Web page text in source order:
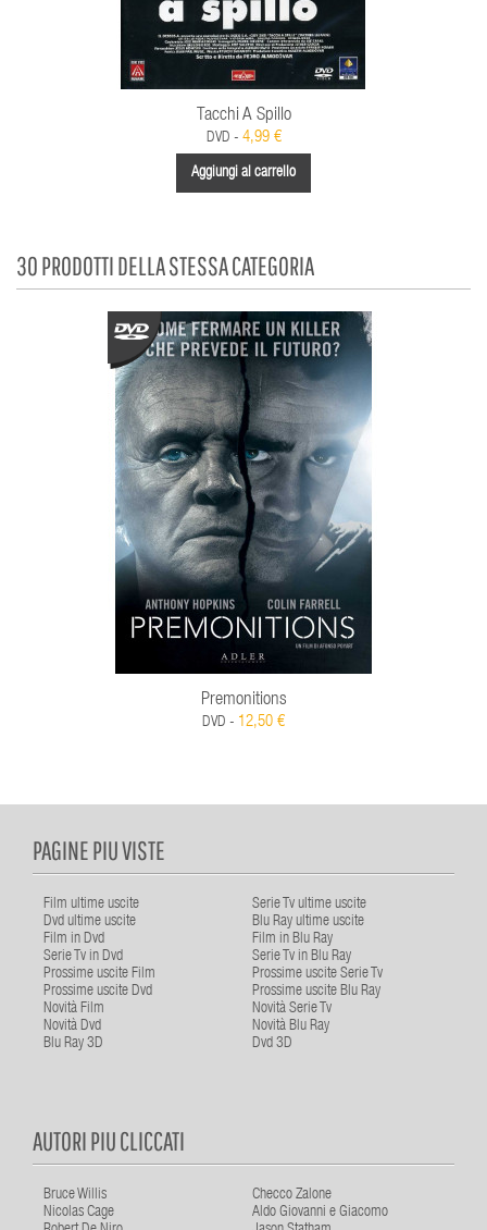
Tacchi A Spillo
DVD - 4,99 €
Aggiungi al carrello
30 PRODOTTI DELLA STESSA CATEGORIA
Premonitions
DVD - 12,50 €
PAGINE PIU VISTE
Film ultime uscite
Serie Tv ultime uscite
Dvd ultime uscite
Blu Ray ultime uscite
Film in Dvd
Film in Blu Ray
Serie Tv in Dvd
Serie Tv in Blu Ray
Prossime uscite Film
Prossime uscite Serie Tv
Prossime uscite Dvd
Prossime uscite Blu Ray
Novità Film
Novità Serie Tv
Novità Dvd
Novità Blu Ray
Blu Ray 3D
Dvd 3D
AUTORI PIU CLICCATI
Bruce Willis
Checco Zalone
Nicolas Cage
Aldo Giovanni e Giacomo